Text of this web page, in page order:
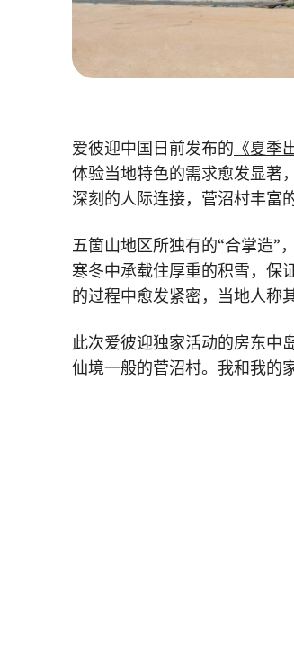
爱彼迎中国日前发布的 《夏季
体验当地特色的需求愈发显著
深刻的人际连接，菅沼村丰富
五箇山地区所独有的“合掌造”
寒冬中承载住厚重的积雪，保
的过程中愈发紧密，当地人称其
此次爱彼迎独家活动的房东中
仙境一般的菅沼村。我和我的